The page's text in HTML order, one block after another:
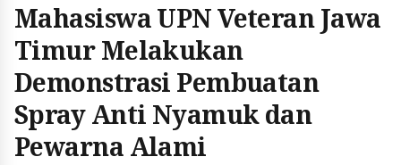
Mahasiswa UPN Veteran Jawa
Timur Melakukan
Demonstrasi Pembuatan
Spray Anti Nyamuk dan
Pewarna Alami